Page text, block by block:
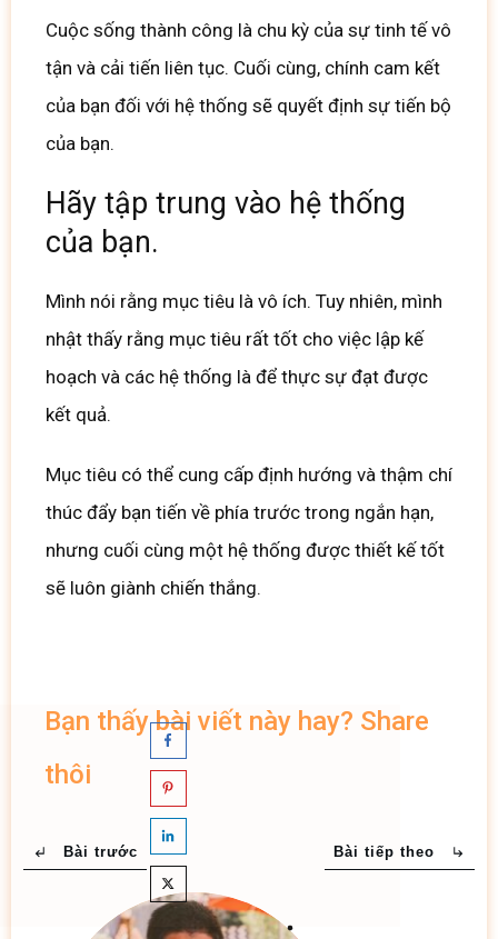
Cuộc sống thành công là chu kỳ của sự tinh tế vô
tận và cải tiến liên tục. Cuối cùng, chính cam kết
của bạn đối với hệ thống sẽ quyết định sự tiến bộ
của bạn.
Hãy tập trung vào hệ thống
của bạn.
Mình nói rằng mục tiêu là vô ích. Tuy nhiên, mình
nhật thấy rằng mục tiêu rất tốt cho việc lập kế
hoạch và các hệ thống là để thực sự đạt được
kết quả.
Mục tiêu có thể cung cấp định hướng và thậm chí
thúc đẩy bạn tiến về phía trước trong ngắn hạn,
nhưng cuối cùng một hệ thống được thiết kế tốt
sẽ luôn giành chiến thắng.
Bạn thấy bài viết này hay? Share
thôi
Bài trước Bài tiếp theo